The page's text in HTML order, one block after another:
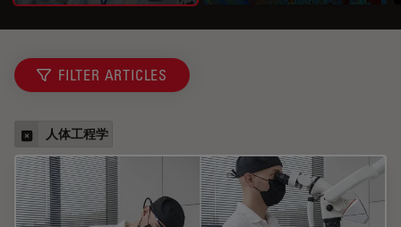
FILTER ARTICLES
人体工程学